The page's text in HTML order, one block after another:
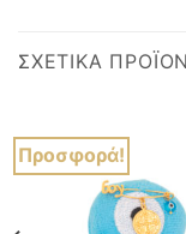
ΣΧΕΤΙΚΆ
Προσφορά!